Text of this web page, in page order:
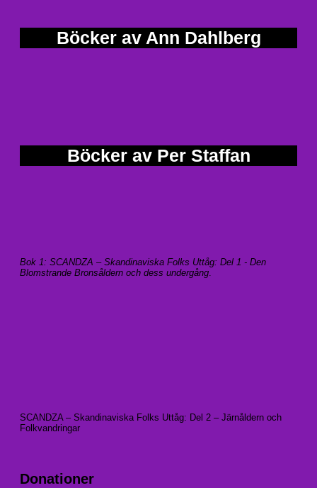
Böcker av Ann Dahlberg
Böcker av Per Staffan
Bok 1: SCANDZA – Skandinaviska Folks Uttåg: Del 1 - Den
Blomstrande Bronsåldern och dess undergång
SCANDZA – Skandinaviska Folks Uttåg: Del 2 – Järnåldern och
Folkvandringar
Donationer